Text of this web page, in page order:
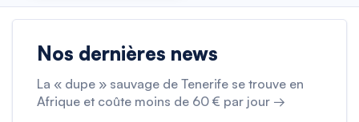
Nos dernières news
La « dupe » sauvage de Tenerife se trouve en
Afrique et coûte moins de 60 € par jour →